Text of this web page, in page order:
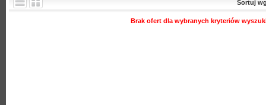
Sortuj
Brak ofert dla wybranych kryteriów